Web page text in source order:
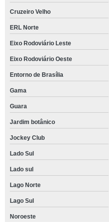
Cruzeiro Velho
ERL Norte
Eixo Rodoviário Leste
Eixo Rodoviário Oeste
Entorno de Brasília
Gama
Guara
Jardim botânico
Jockey Club
Lado Sul
Lado sul
Lago Norte
Lago Sul
Noroeste